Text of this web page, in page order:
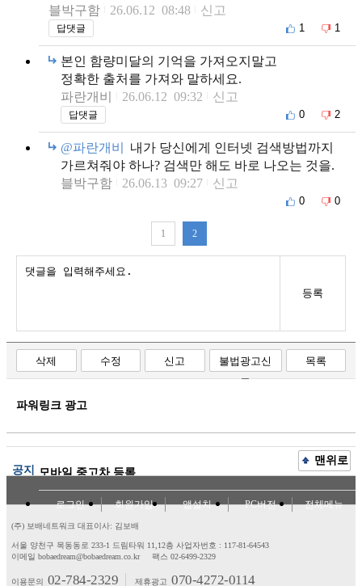
블박구함
26.06.12 08:48 신고
답댓글 1 1
본인 함량미달의 기억을 가져오지말고
정확한 출처를 가져와 말하세요.
파란개비
26.06.12 09:32 신고
답댓글 0 2
@파란개비
내가 당신에게 인터넷 검색방법까지
가르쳐줘야 하나? 검색만 해도 바로 나오는 것을.
블박구함
26.06.13 09:27 신고
0 0
1 2
등록
삭제 수정 신고
불법광고신
고
목록
파워링크 광고
공지 모바일 중고차 등록
맨위로
로그인 회원가입 앱설치 PC버전 전체메뉴
(주) 보배네트워크 대표이사: 김보배
서울 양천구 목동동로 233-1 드림타워 11,12층 사업자번호 : 117-81-64543
이메일 bobaedream@bobaedream.co.kr
팩스 02-6499-2329
이용문의 02-784-2329 제휴광고 070-4272-0114